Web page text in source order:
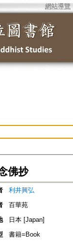
網站導覽
佛抄
利井興弘
百華苑
日本 [Japan]
書籍=Book